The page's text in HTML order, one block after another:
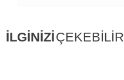
İLGİNİZİÇEKEBİLİR